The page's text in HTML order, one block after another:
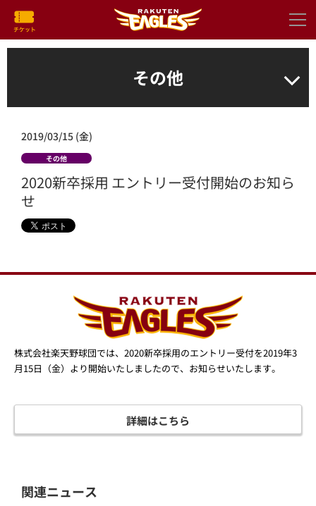
その他
2019/03/15 (金)
その他
2020新卒採用 エントリー受付開始のお知ら
せ
株式会社楽天野球団では、2020新卒採用のエントリー受付を2019年3
月15日（金）より開始いたしましたので、お知らせいたします。
詳細はこちら
関連ニュース